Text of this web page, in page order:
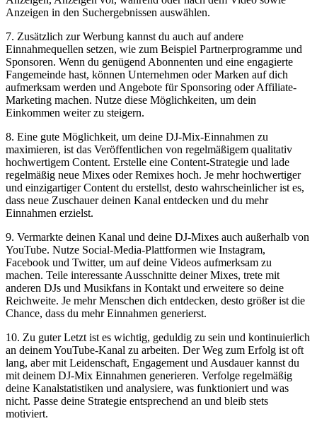
Anzeigen in den Suchergebnissen auswählen.
7. Zusätzlich zur Werbung kannst du auch auf andere
Einnahmequellen setzen, wie zum ​Beispiel Partnerprogramme und
Sponsoren. Wenn du genügend‍ Abonnenten und eine engagierte
Fangemeinde hast, können Unternehmen oder Marken auf dich
aufmerksam werden und Angebote für Sponsoring oder ⁢Affiliate-
Marketing machen. Nutze diese Möglichkeiten, um dein
Einkommen weiter⁢ zu​ steigern.
8. Eine gute Möglichkeit, um deine DJ-Mix-Einnahmen zu
maximieren, ist das Veröffentlichen von regelmäßigem qualitativ
hochwertigem Content. Erstelle eine Content-Strategie und lade
regelmäßig neue Mixes oder Remixes hoch. Je mehr hochwertiger
und einzigartiger Content du ‌erstellst, desto wahrscheinlicher ist es,
dass neue Zuschauer deinen Kanal entdecken und du mehr
Einnahmen erzielst.
9. Vermarkte deinen Kanal ‌und deine DJ-Mixes auch außerhalb von
YouTube. Nutze Social-Media-Plattformen wie Instagram,
Facebook und Twitter, um‌ auf deine Videos‍ aufmerksam zu
machen. Teile interessante Ausschnitte deiner ⁢Mixes, trete mit
anderen DJs und Musikfans in ⁤Kontakt ⁢und erweitere so deine
Reichweite. Je mehr Menschen dich entdecken, desto⁣ größer ist die⁢
Chance, dass du mehr Einnahmen​ generierst.
10.⁤ Zu guter Letzt ist es wichtig, geduldig zu sein und kontinuierlich
an deinem YouTube-Kanal zu arbeiten.⁤ Der Weg zum Erfolg ⁣ist oft
lang, aber mit Leidenschaft, Engagement und Ausdauer ‍kannst du
mit deinem DJ-Mix Einnahmen generieren. Verfolge regelmäßig
deine Kanalstatistiken und⁤ analysiere, was ⁣funktioniert und was‍
nicht. ⁢Passe ⁣deine Strategie entsprechend an und bleib stets
motiviert.